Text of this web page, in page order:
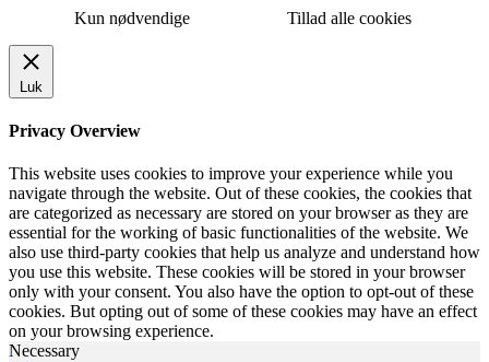
Kun nødvendige Tillad alle cookies
Luk
Privacy Overview
This website uses cookies to improve your experience while you
navigate through the website. Out of these cookies, the cookies that
are categorized as necessary are stored on your browser as they are
essential for the working of basic functionalities of the website. We
also use third-party cookies that help us analyze and understand how
you use this website. These cookies will be stored in your browser
only with your consent. You also have the option to opt-out of these
cookies. But opting out of some of these cookies may have an effect
on your browsing experience.
Necessary